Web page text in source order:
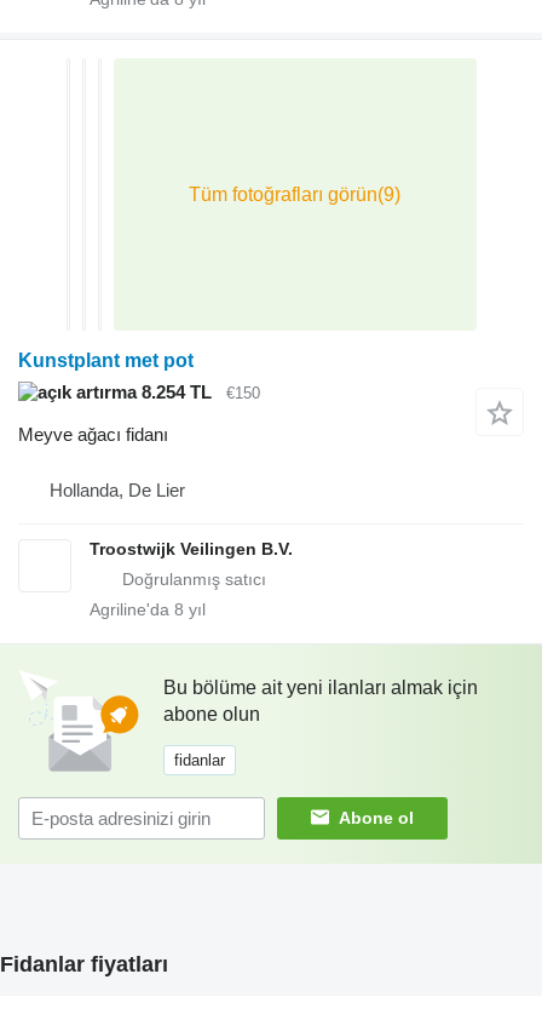
Kunstplant met pot
8.254 TL
€150
Meyve ağacı fidanı
Hollanda, De Lier
Troostwijk Veilingen B.V.
Agriline'da 8 yıl
Bu bölüme ait yeni ilanları almak için
abone olun
fidanlar
Abone ol
Fidanlar fiyatları